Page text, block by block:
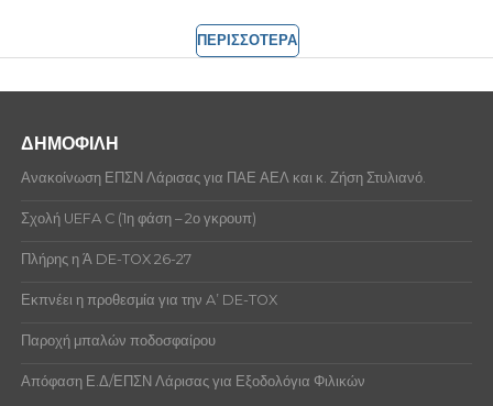
ΠΕΡΙΣΣΟΤΕΡΑ
ΔΗΜΟΦΙΛΗ
Ανακοίνωση ΕΠΣΝ Λάρισας για ΠΑΕ ΑΕΛ και κ. Ζήση Στυλιανό.
Σχολή UEFA C (1η φάση – 2ο γκρουπ)
Πλήρης η Ά DE-TOX 26-27
Εκπνέει η προθεσμία για την A’ DE-TOX
Παροχή μπαλών ποδοσφαίρου
Απόφαση Ε.Δ/ΕΠΣΝ Λάρισας για Εξοδολόγια Φιλικών